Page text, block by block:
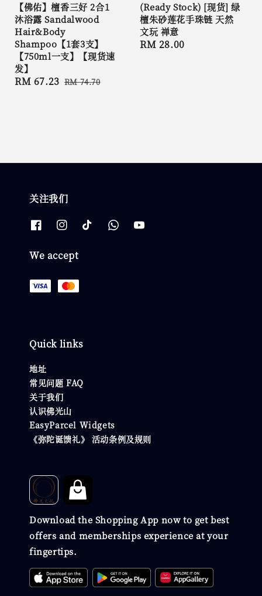
【佛佑】檀香三好 2合1
沐浴露 Sandalwood
Hair&Body
Shampoo【1套3支】
【750ml一支】【现货速
发】
Sale
RM 67.23 Regular
RM 74.70
(Ready Stock) [现货] 绿
檀朱砂莲花手珠链 天然
文玩 禅意
Regular
RM 28.00
关注我们
We accept
Quick links
地址
常见问题 FAQ
关于我们
认识佛光山
EasyParcel Widgets
《弥陀诞馈礼》 活动条例及规则
Download the Shopping App now to get best
offers and memberships experience at your
fingertips.